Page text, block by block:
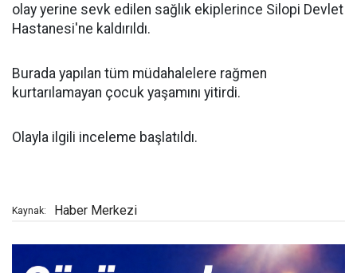
olay yerine sevk edilen sağlık ekiplerince Silopi Devlet
Hastanesi'ne kaldırıldı.
Burada yapılan tüm müdahalelere rağmen
kurtarılamayan çocuk yaşamını yitirdi.
Olayla ilgili inceleme başlatıldı.
Kaynak: Haber Merkezi